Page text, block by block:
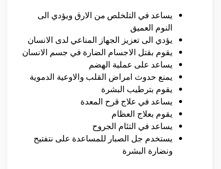
يساعد في التلخلص من الارق ويؤدي الى
النوم العميق
يؤدي الى تعزيز الجهاز المناعي لدى الانسان
يقوم بقتل الاجسام الضارة في جسم الانسان
يساعد على عملية الهضم
يمنع حدوث امراض القلب والاوعية الدموية
يقوم بترطيب البشرة
يساعد في علاج قرح المعدة
يقوم بعلاج العظام
يساعد في التئام الجروح
يستخدم جل الصبار للمساعدة على نتفتيح
ونضارة البشرة